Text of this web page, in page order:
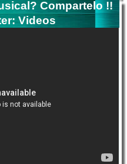
Compartelo !!
Videos